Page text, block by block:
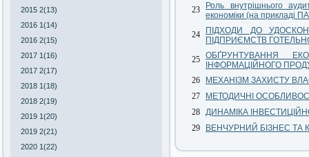
2015 2(13)
2016 1(14)
2016 2(15)
2017 1(16)
2017 2(17)
2018 1(18)
2018 2(19)
2019 1(20)
2019 2(21)
2020 1(22)
23
Роль внутрішнього
економіки (на прикладі
24
ПІДХОДИ ДО
ПІДПРИЄМСТВ
25 ОБҐРУНТУВАННЯ
ІНФОРМАЦІЙНОГО
26
МЕХАНІЗМ ЗАХИСТУ
27
МЕТОДИЧНІ
28 ДИНАМІКА
29
ВЕНЧУРНИЙ БІЗНЕС ТА